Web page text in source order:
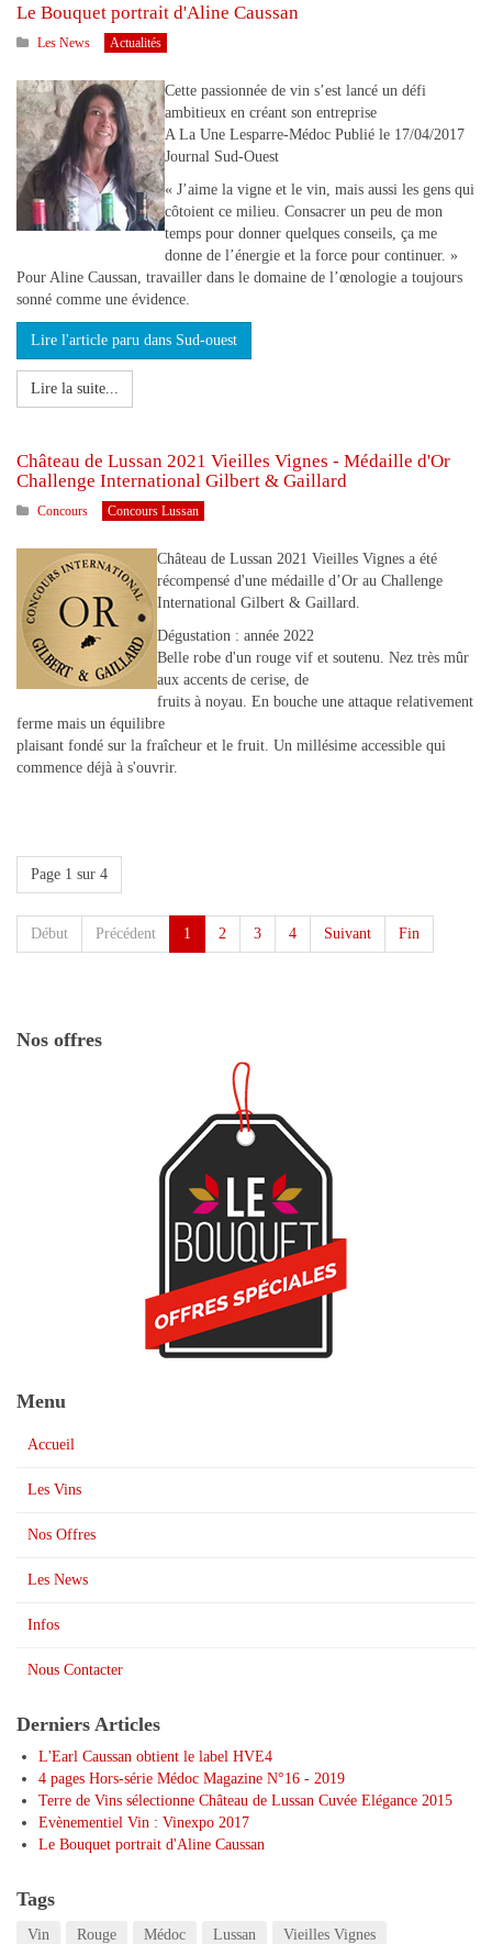
Le Bouquet portrait d'Aline Caussan
Les News Actualités
Cette passionnée de vin s’est lancé un défi
ambitieux en créant son entreprise
A La Une Lesparre-Médoc Publié le 17/04/2017
Journal Sud-Ouest
« J’aime la vigne et le vin, mais aussi les gens qui
côtoient ce milieu. Consacrer un peu de mon
temps pour donner quelques conseils, ça me
donne de l’énergie et la force pour continuer. »
Pour Aline Caussan, travailler dans le domaine de l’œnologie a toujours
sonné comme une évidence.
Lire l'article paru dans Sud-ouest
Lire la suite...
Château de Lussan 2021 Vieilles Vignes - Médaille d'Or
Challenge International Gilbert & Gaillard
Concours Concours Lussan
Château de Lussan 2021 Vieilles Vignes a été
récompensé d'une médaille d’Or au Challenge
International Gilbert & Gaillard.
Dégustation : année 2022
Belle robe d'un rouge vif et soutenu. Nez très mûr
aux accents de cerise, de
fruits à noyau. En bouche une attaque relativement
ferme mais un équilibre
plaisant fondé sur la fraîcheur et le fruit. Un millésime accessible qui
commence déjà à s'ouvrir.
Page 1 sur 4
Début Précédent 1 2 3 4 Suivant Fin
Nos offres
Menu
Accueil
Les Vins
Nos Offres
Les News
Infos
Nous Contacter
Derniers Articles
L'Earl Caussan obtient le label HVE4
4 pages Hors-série Médoc Magazine N°16 - 2019
Terre de Vins sélectionne Château de Lussan Cuvée Elégance 2015
Evènementiel Vin : Vinexpo 2017
Le Bouquet portrait d'Aline Caussan
Tags
Vin Rouge Médoc Lussan Vieilles Vignes